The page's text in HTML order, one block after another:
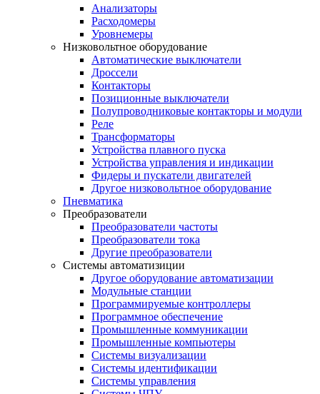
Анализаторы
Расходомеры
Уровнемеры
Низковольтное оборудование
Автоматические выключатели
Дроссели
Контакторы
Позиционные выключатели
Полупроводниковые контакторы и модули
Реле
Трансформаторы
Устройства плавного пуска
Устройства управления и индикации
Фидеры и пускатели двигателей
Другое низковольтное оборудование
Пневматика
Преобразователи
Преобразователи частоты
Преобразователи тока
Другие преобразователи
Системы автоматизиции
Другое оборудование автоматизации
Модульные станции
Программируемые контроллеры
Программное обеспечение
Промышленные коммуникации
Промышленные компьютеры
Системы визуализации
Системы идентификации
Системы управления